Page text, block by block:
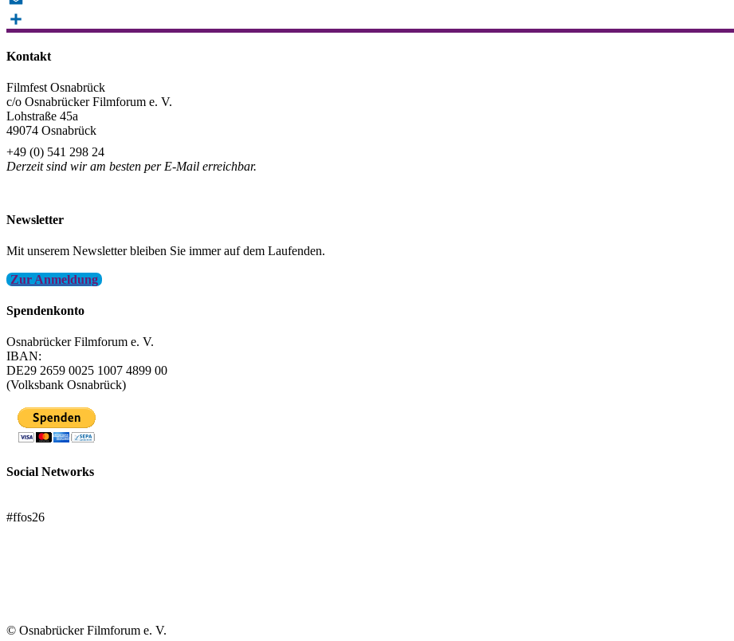
Email
Kontakt
Filmfest Osnabrück
c/o Osnabrücker Filmforum e. V.
Lohstraße 45a
49074 Osnabrück
+49 (0) 541 298 24
Derzeit sind wir am besten per E-Mail erreichbar.
Newsletter
Mit unserem Newsletter bleiben Sie immer auf dem Laufenden.
Zur Anmeldung
Spendenkonto
Osnabrücker Filmforum e. V.
IBAN:
DE29 2659 0025 1007 4899 00
(Volksbank Osnabrück)
Social Networks
#ffos26
© Osnabrücker Filmforum e. V.